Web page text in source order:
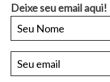
Deixe seu email aqui!